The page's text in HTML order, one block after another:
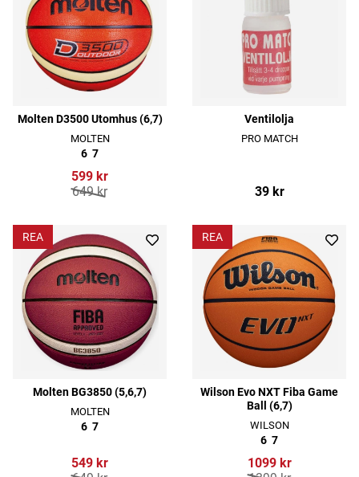
Molten D3500 Utomhus (6,7)
MOLTEN
6 7
599 kr
649 kr
Ventilolja
PRO MATCH
39 kr
REA
Molten BG3850 (5,6,7)
MOLTEN
6 7
549 kr
REA
Wilson Evo NXT Fiba Game
Ball (6,7)
WILSON
6 7
1099 kr